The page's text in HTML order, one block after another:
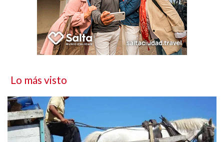
Lo más visto